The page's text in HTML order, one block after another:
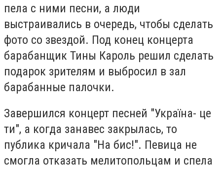
пела с ними песни, а люди
выстраивались в очередь, чтобы сделать
фото со звездой. Под конец концерта
барабанщик Тины Кароль решил сделать
подарок зрителям и выбросил в зал
барабанные палочки.
Завершился концерт песней "Україна- це
ти", а когда занавес закрылась, то
публика кричала "На бис!". Певица не
смогла отказать мелитопольцам и спела